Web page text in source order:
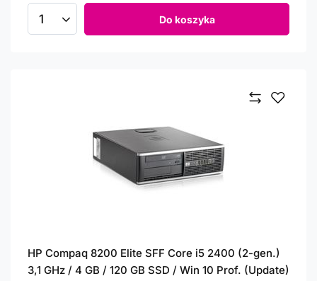
Ilość produktów Do koszyka
HP Compaq 8200 Elite SFF Core i5 2400 (2-gen.)
3,1 GHz / 4 GB / 120 GB SSD / Win 10 Prof. (Update)